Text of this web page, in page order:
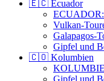
🇪🇨 Ecuador
ECUADOR:
Vulkan-
Galapagos-
Gipfel und
🇨🇴 Kolumbien
Gipfel und